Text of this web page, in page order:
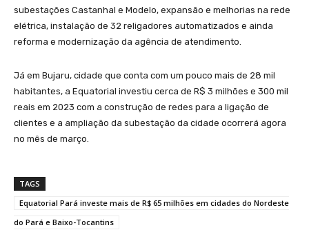
subestações Castanhal e Modelo, expansão e melhorias na rede
elétrica, instalação de 32 religadores automatizados e ainda
reforma e modernização da agência de atendimento.
Já em Bujaru, cidade que conta com um pouco mais de 28 mil
habitantes, a Equatorial investiu cerca de R$ 3 milhões e 300 mil
reais em 2023 com a construção de redes para a ligação de
clientes e a ampliação da subestação da cidade ocorrerá agora
no mês de março.
TAGS
Equatorial Pará investe mais de R$ 65 milhões em cidades do Nordeste
do Pará e Baixo-Tocantins